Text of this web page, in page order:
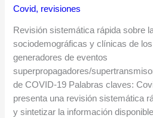
Covid, revisiones
Revisión sistemática rápida sobre
sociodemográficas y clínicas de
generadores de eventos
superpropagadores/
de COVID-19 Palabras claves:
presenta una revisión sistemática
y sintetizar la información
poblacionales
generadores
eventos
superpropagadores/
de
COVID-